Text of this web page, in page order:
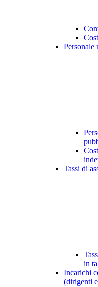
Personale
Tassi di
in
Incarichi
(dirigenti